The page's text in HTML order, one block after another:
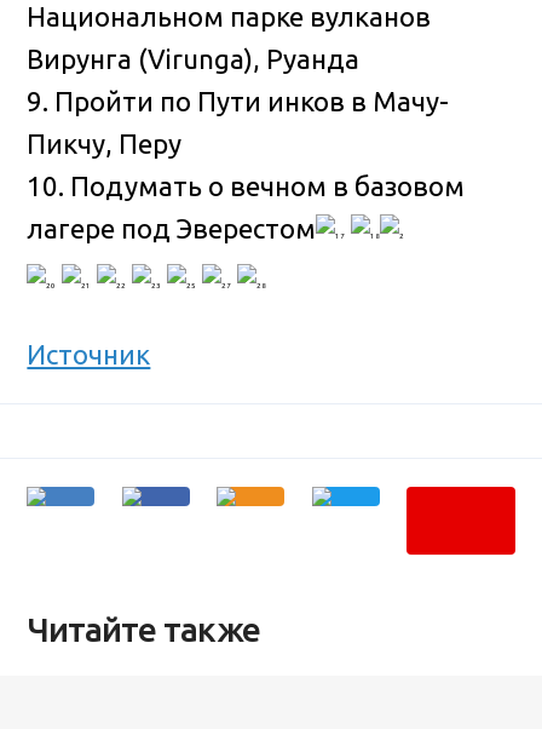
Национальном парке вулканов
Вирунга (Virunga), Руанда
9. Пройти по Пути инков в Мачу-
Пикчу, Перу
10. Подумать о вечном в базовом
лагере под Эверестом
Источник
Читайте также